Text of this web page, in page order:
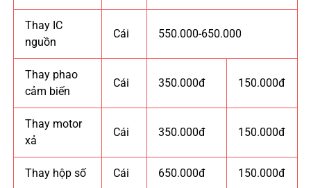
Thay IC
nguồn
Cái 550.000-650.000
Thay phao
cảm biến
Cái 350.000đ 150.000đ
Thay motor
xả
Cái 350.000đ 150.000đ
Thay hộp số Cái 650.000đ 150.000đ